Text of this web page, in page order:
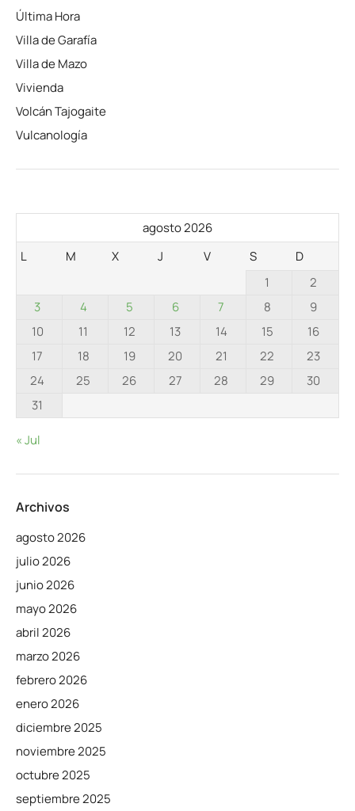
Última Hora
Villa de Garafía
Villa de Mazo
Vivienda
Volcán Tajogaite
Vulcanología
agosto 2026
L
M X J V S
D
1
2
3
4 5 6 7 8
9
10
11 12 13 14 15
16
17
18 19 20 21 22
23
24
25 26 27 28 29
30
31
« Jul
Archivos
agosto 2026
julio 2026
junio 2026
mayo 2026
abril 2026
marzo 2026
febrero 2026
enero 2026
diciembre 2025
noviembre 2025
octubre 2025
septiembre 2025